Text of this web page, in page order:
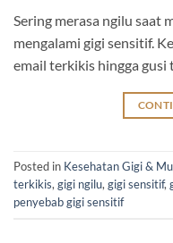
Sering merasa ngilu saat
mengalami gigi sensitif.
email terkikis hingga gusi
Posted in Kesehatan Gigi &
terkikis,gigi ngilu,gigi sensitif,
penyebab gigi sensitif